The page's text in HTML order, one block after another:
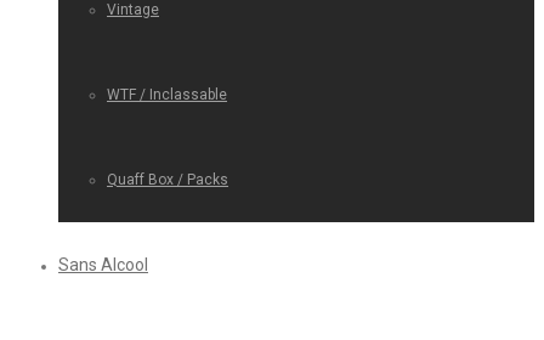
Vintage
WTF / Inclassable
Quaff Box / Packs
Sans Alcool